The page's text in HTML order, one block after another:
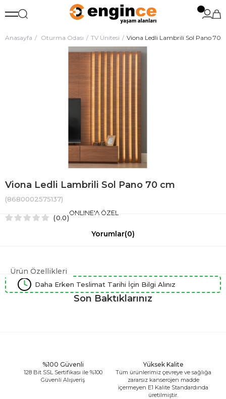
Anasayfa Oturma Odası TV Ünitesi Viona Ledli Lambrili Sol Pano 70
Viona Ledli Lambrili Sol Pano 70 cm
(8680002575137)
0.0
ONLINE'A ÖZEL
Yorumlar(0)
Ürün Özellikleri
Daha Erken Teslimat Tarihi İçin Bilgi Alınız
Son Baktıklarınız
%100 Güvenli
128 Bit SSL Sertifikası ile %100
Güvenli Alışveriş
Yüksek Kalite
Tüm ürünlerimiz çevreye ve sağlığa
zararsız kanserojen madde
içermeyen E1 Kalite Standardında
üretilmiştir.